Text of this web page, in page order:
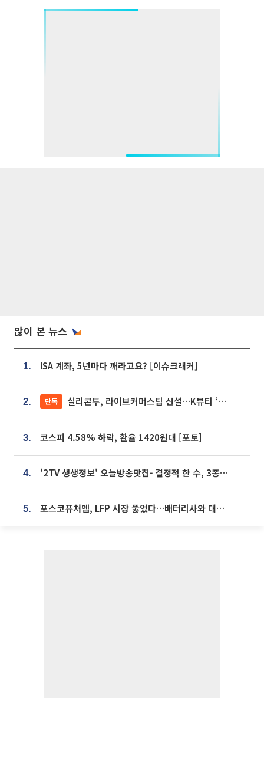
많이 본 뉴스
1. ISA 계좌, 5년마다 깨라고요? [이슈크래커]
2. 단독 실리콘투, 라이브커머스팀 신설…K뷰티 ‘글로벌 판매망’ 확대[K뷰티 라방戰]
3. 코스피 4.58% 하락, 환율 1420원대 [포토]
4. '2TV 생생정보' 오늘방송맛집- 결정적 한 수, 3종 메밀면! 메밀 소바 맛집 '의○○○○'
5. 포스코퓨처엠, LFP 시장 뚫었다…배터리사와 대규모 장기 공급 합의